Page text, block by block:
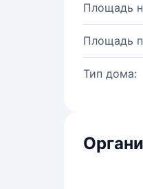
Площадь
Площадь
Тип дома: